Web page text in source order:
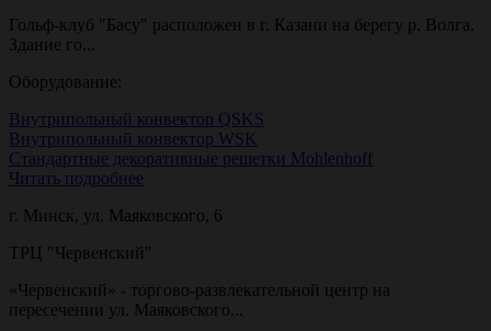
Гольф-клуб "Басу" расположен в г. Казани на берегу р. Волга.
Здание го...
Оборудование:
Внутрипольный конвектор QSKS
Внутрипольный конвектор WSK
Стандартные декоративные решетки Mohlenhoff
Читать подробнее
г. Минск, ул. Маяковского, 6
ТРЦ "Червенский"
«Червенский» - торгово-развлекательной центр на
пересечении ул. Маяковского...